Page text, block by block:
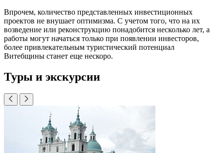
Впрочем, количество представленных инвестиционных
проектов не внушает оптимизма. С учетом того, что на их
возведение или реконструкцию понадобится несколько лет, а
работы могут начаться только при появлении инвесторов,
более привлекательным туристический потенциал
Витебщины станет еще нескоро.
Туры и экскурсии